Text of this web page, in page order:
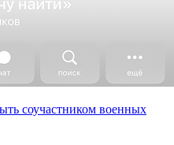
соучастником военных